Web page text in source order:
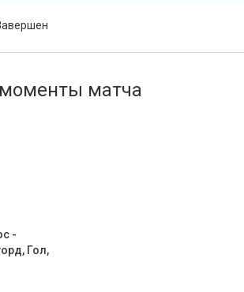
матча
-
Гол,